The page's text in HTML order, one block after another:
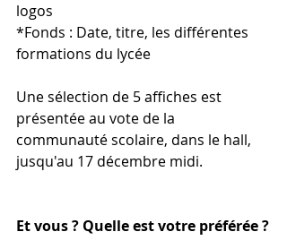
logos
*Fonds : Date, titre, les différentes
formations du lycée
Une sélection de 5 affiches est
présentée au vote de la
communauté scolaire, dans le hall,
jusqu'au 17 décembre midi.
Et vous ? Quelle est votre préférée ?